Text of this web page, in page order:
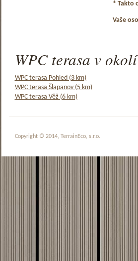
* Takto
Vaše
WPC terasa v okolí
WPC terasa Pohled (3 km)
WPC terasa Šlapanov (5 km)
WPC terasa Věž (6 km)
Copyright © 2014, TerrainEco, s.r.o.